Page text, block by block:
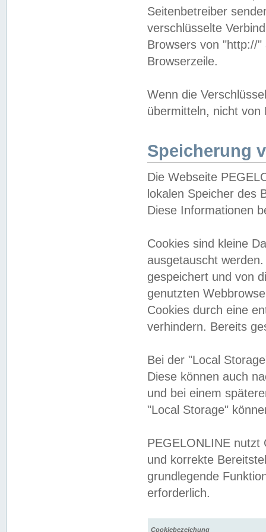
Seitenbetreiber
verschlüsselte
Browsers von "http://
Browserzeile.
Wenn die
übermitteln, nicht von
Speicherung
Die Webseite
lokalen Speicher des
Diese Informationen
Cookies sind kleine
ausgetauscht
gespeichert und von
genutzten
Cookies durch eine
verhindern. Bereits
Bei der "Local
Diese können auch
und bei einem
"Local Storage"
PEGELONLINE nutzt
und korrekte
grundlegende
erforderlich.
Cookiebezeichung